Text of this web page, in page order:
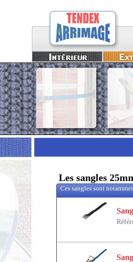
Les sangles
Ces sangles sont